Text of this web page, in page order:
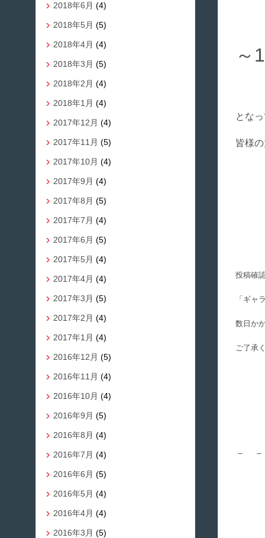
～
とな
皆様
投稿確
「ギャ
数日か
ご了承
－
2018年6月 (4)
2018年5月 (5)
2018年4月 (4)
2018年3月 (5)
2018年2月 (4)
2018年1月 (4)
2017年12月 (4)
2017年11月 (5)
2017年10月 (4)
2017年9月 (4)
2017年8月 (5)
2017年7月 (4)
2017年6月 (5)
2017年5月 (4)
2017年4月 (4)
2017年3月 (5)
2017年2月 (4)
2017年1月 (4)
2016年12月 (5)
2016年11月 (4)
2016年10月 (4)
2016年9月 (5)
2016年8月 (4)
2016年7月 (4)
2016年6月 (5)
2016年5月 (4)
2016年4月 (4)
2016年3月 (5)